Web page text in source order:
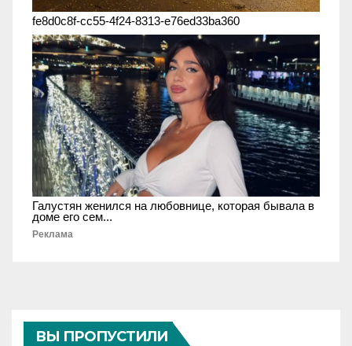
fe8d0c8f-cc55-4f24-8313-e76ed33ba360
Галустян женился на любовнице, которая бывала в
доме его сем...
Реклама
ВЫ ПРОПУСТИЛИ